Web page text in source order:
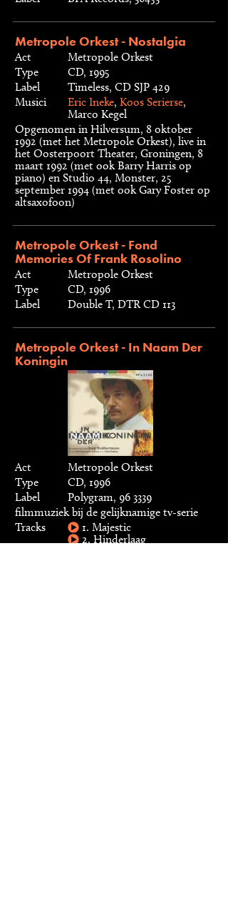
Metropole Orkest - Nostalgia
Act
Metropole Orkest
Type
CD, 1995
Label
Timeless, CD SJP 429
Musici
Eric Ineke, Koos Serierse,
Marco Kegel
Opgenomen in Hilversum, 8 oktober
1992 (met het Metropole Orkest), live in
het Oosterpoort Theater, Groningen, 8
maart 1992 (met ook Barry Harris op
piano) en Studio 44, Monster, 25
september 1994 (met ook Gary Foster op
altsaxofoon)
Metropole Orkest - Fond
Memories Of Frank Rosolino
Act
Metropole Orkest
Type
CD, 1996
Label
Double T, DTR CD 113
Metropole Orkest - In Naam Der
Koningin
Act
Metropole Orkest
Type
CD, 1996
Label
Polygram, 96 3339
filmmuziek bij de gelijknamige tv-serie
Tracks
1. Majestic
2. Hinderlaag